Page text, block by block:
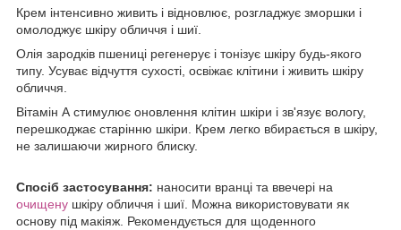
Крем інтенсивно живить і відновлює, розгладжує зморшки і
омолоджує шкіру обличчя і шиї.
Олія зародків пшениці регенерує і тонізує шкіру будь-якого
типу. Усуває відчуття сухості, освіжає клітини і живить шкіру
обличчя.
Вітамін А стимулює оновлення клітин шкіри і зв'язує вологу,
перешкоджає старінню шкіри. Крем легко вбирається в шкіру,
не залишаючи жирного блиску.
Спосіб застосування: наносити вранці та ввечері на
очищену шкіру обличчя і шиї. Можна використовувати як
основу під макіяж. Рекомендується для щоденного